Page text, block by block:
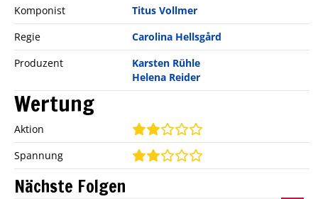
Komponist
Titus Vollmer
Regie
Carolina Hellsgård
Produzent
Karsten Rühle
Helena Reider
Wertung
Aktion
Spannung
Nächste Folgen